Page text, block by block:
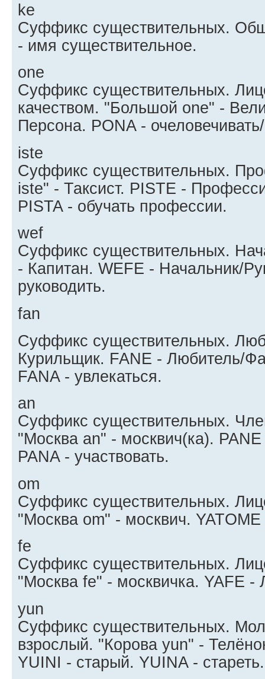
ke
Суффикс существительных.
- имя существительное.
one
Суффикс существительных.
качеством. "Большой one" -
Персона. PONA -
iste
Суффикс существительных.
iste" - Таксист. PISTE -
PISTA - обучать профессии.
wef
Суффикс существительных.
- Капитан. WEFE - Начальник/
руководить.
fan
Суффикс существительных.
Курильщик. FANE - Любитель/
FANA - увлекаться.
an
Суффикс существительных.
"Москва an" - москвич(ка).
PANA - участвовать.
om
Суффикс существительных.
"Москва om" - москвич.
fe
Суффикс существительных.
"Москва fe" - москвичка. YAFE -
yun
Суффикс существительных.
взрослый. "Корова yun" -
YUINI - старый. YUINA - стареть.